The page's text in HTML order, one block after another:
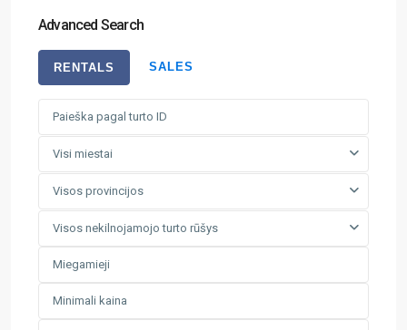
Advanced Search
RENTALS SALES
Visi miestai
Visos provincijos
Visos nekilnojamojo turto rūšys